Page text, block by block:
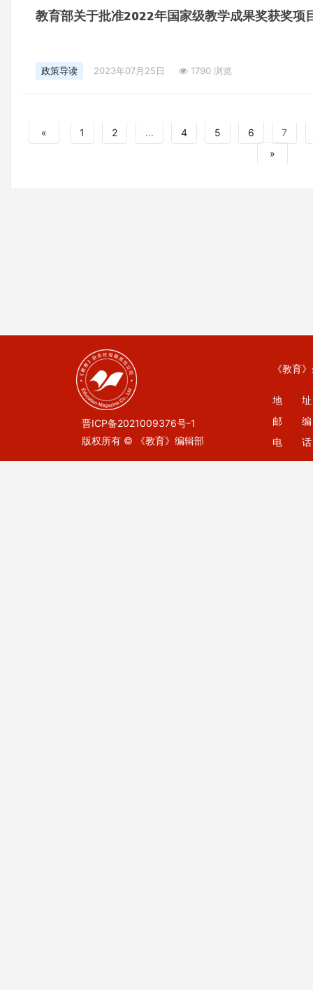
教育部关于批准2022年国家级教学成果奖获奖项
政策导读 2023年07月25日 1790 浏览
« 1 2 ... 4 5 6
7
»
晋ICP备2021009376号-1
版权所有 © 《教育》编辑部
《教育
地 址：
邮 编
电 话